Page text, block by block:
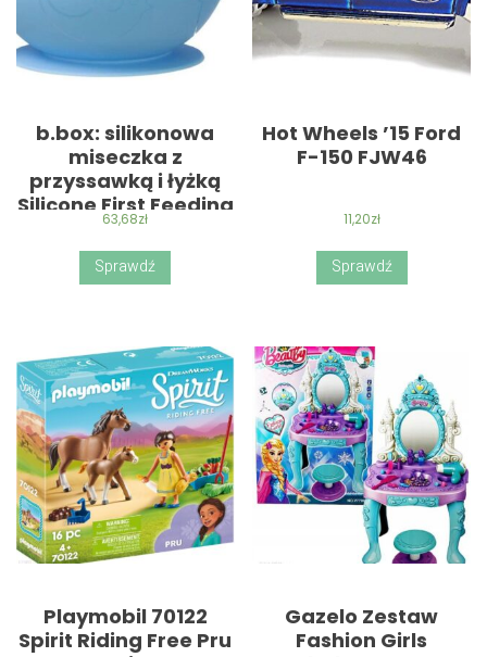
b.box: silikonowa
miseczka z
przyssawką i łyżką
Silicone First Feeding
Set – Błękitny
63,68zł
Sprawdź
Hot Wheels ’15 Ford
F-150 FJW46
11,20zł
Sprawdź
Playmobil 70122
Spirit Riding Free Pru
Gazelo Zestaw
Fashion Girls